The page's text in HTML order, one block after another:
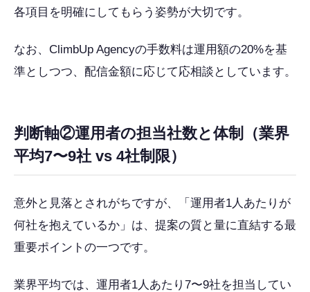
各項目を明確にしてもらう姿勢が大切です。
なお、ClimbUp Agencyの手数料は運用額の20%を基
準としつつ、配信金額に応じて応相談としています。
判断軸②運用者の担当社数と体制（業界
平均7〜9社 vs 4社制限）
意外と見落とされがちですが、「運用者1人あたりが
何社を抱えているか」は、提案の質と量に直結する最
重要ポイントの一つです。
業界平均では、運用者1人あたり7〜9社を担当してい